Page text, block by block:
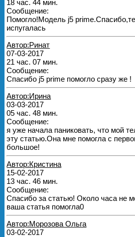
18 час. 44 мин.
Сообщение:
Помогло!Модель j5
испугалась
Автор:Ринат
07-03-2017
21 час. 07 мин.
Сообщение:
Спасибо j5 prime помогло сразу же !
Автор:Ирина
03-03-2017
05 час. 48 мин.
Сообщение:
я уже начала паниковать, что мой
эту статью.Она мне помогла с
большое!
Автор:Кристина
15-02-2017
13 час. 46 мин.
Сообщение:
Спасибо за статью! Около часа не
ваша статья помогла0
Автор:Морозова Ольга
03-02-2017